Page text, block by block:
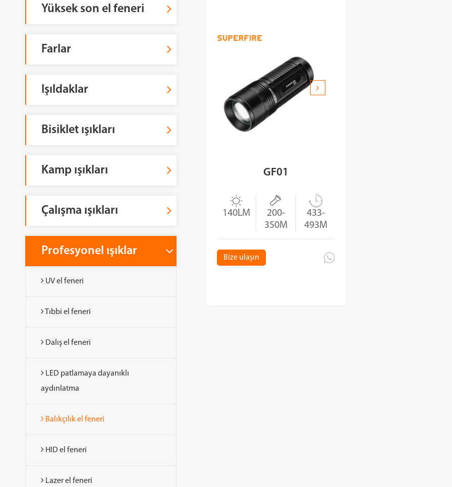
Yüksek son el feneri
Farlar
Işıldaklar
Bisiklet ışıkları
Kamp ışıkları
Çalışma ışıkları
Profesyonel ışıklar
UV el feneri
Tıbbi el feneri
Dalış el feneri
LED patlamaya dayanıklı
aydınlatma
Balıkçılık el feneri
HID el feneri
Lazer el feneri
GF01

140LM

200-
350M

433-
493M
Bize ulaşın 